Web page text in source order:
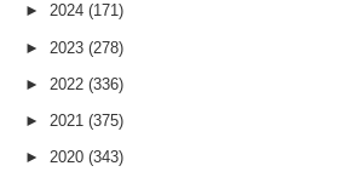
► 2024 (171)
► 2023 (278)
► 2022 (336)
► 2021 (375)
► 2020 (343)